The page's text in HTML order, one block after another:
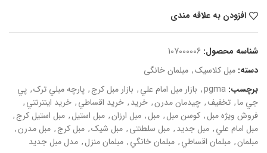
افزودن به علاقه مندی
شناسه محصول: 107000006
دسته: مبل کلاسیک, مبلمان خانگی
برچسب: pgma
, بازار مبل امام علي, بازار مبل کرج, پارچه مبلي ترک, پي
جي ما, تخفيف, چيدمان مدرن, خريد, خريد اقساطي, خريد اينترنتي,
فروش ويژه مبل, کوسن مبل, مبل, مبل ارزان, مبل استیل, مبل استیل کرج,
مبل امام علي, مبل جديد, مبل سلطنتی, مبل شيک, مبل کرج, مبل مدرن,
مبلمان, مبلمان اقساطي, مبلمان خانگي, مبلمان منزل, مدل مبل جديد